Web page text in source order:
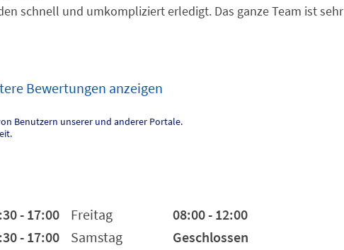
schnell und umkompliziert erledigt. Das ganze Team ist sehr
Bewertungen anzeigen
Benutzern unserer und anderer Portale.
- 17:00
- 17:00
Freitag
08:00 - 12:00
Samstag
Geschlossen